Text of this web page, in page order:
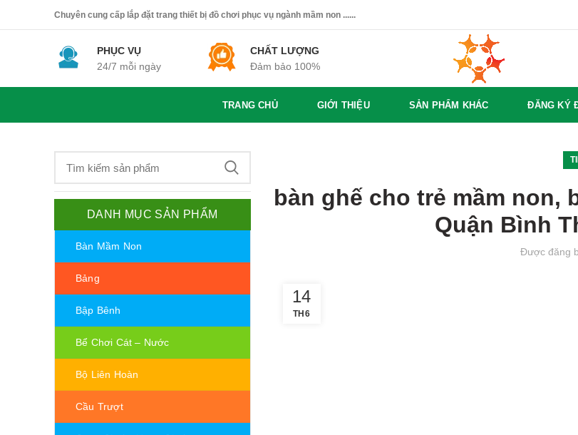
Chuyên cung cấp lắp đặt trang thiết bị đồ chơi phục vụ ngành mầm non ......
PHỤC VỤ
24/7 mỗi ngày
CHẤT LƯỢNG
Đảm bảo 100%
TRANG CHỦ GIỚI THIỆU SẢN PHẨM KHÁC ĐĂNG KÝ
bàn ghế cho trẻ mầm non,
Quận Bình
Được đăng
14
TH6
DANH MỤC SẢN PHẨM
Bàn Mầm Non
Bảng
Bập Bênh
Bể Chơi Cát – Nước
Bộ Liên Hoàn
Cầu Trượt